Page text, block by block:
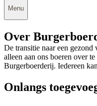
Menu
Over
De transitie naar een gezond
alleen aan ons boeren over
Burgerboerderij. Iedereen
Onlangs